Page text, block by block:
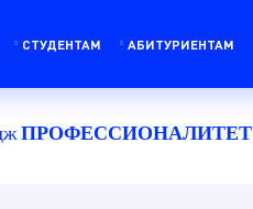
СТУДЕНТАМ АБИТУРИЕНТАМ
ПРОФЕССИОНАЛИТЕТ